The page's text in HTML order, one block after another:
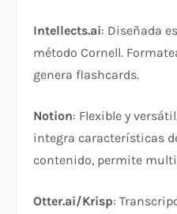
Intellects.ai: Diseñada
método Cornell.
genera flashcards.​
Notion: Flexible y
integra características
contenido, permite
Otter.ai/Krisp: